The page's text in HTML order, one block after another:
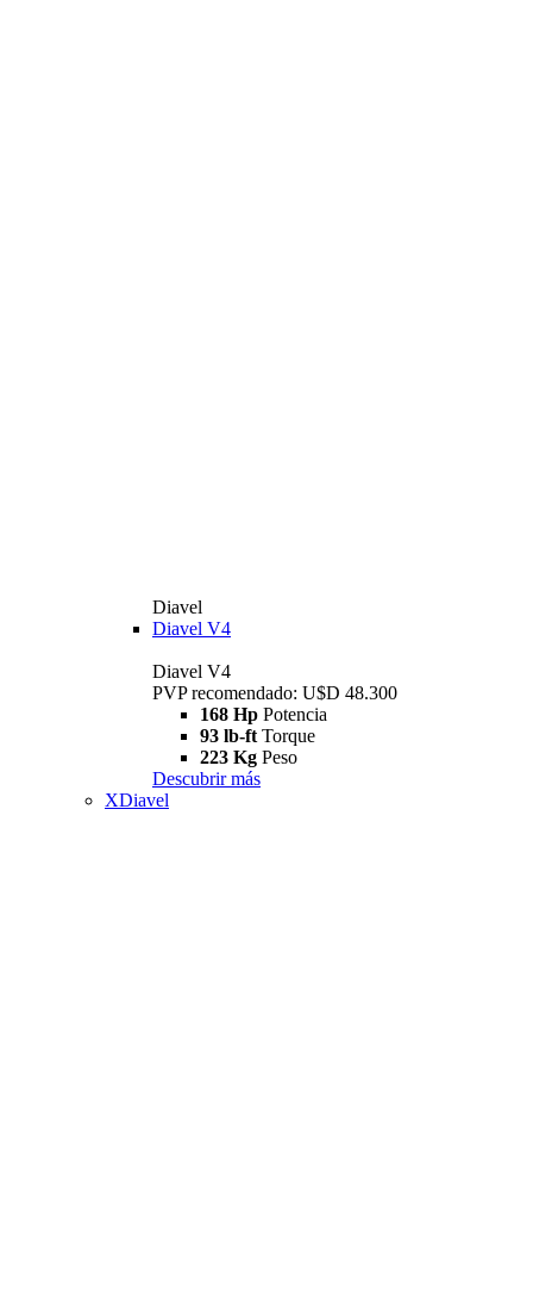
Diavel
Diavel V4
Diavel V4
PVP recomendado: U$D 48.300
168 Hp Potencia
93 lb-ft Torque
223 Kg Peso
Descubrir más
XDiavel